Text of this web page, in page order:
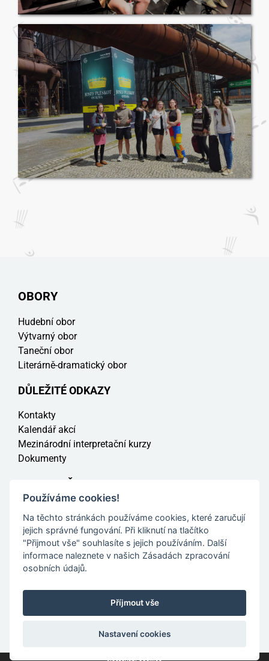
OBORY
Hudební obor
Výtvarný obor
Taneční obor
Literárně-dramatický obor
DŮLEŽITÉ ODKAZY
Kontakty
Kalendář akcí
Mezinárodní interpretační kurzy
Dokumenty
PRO RODIČE
Jak se přihlásit na ZUŠ
Zaměstnanci
Informace pro rodiče a veřejnost
© Základní umělecká škola Zábřeh | Vytvořil
Moravy
Používáme cookies!
Na těchto stránkách používáme cookies, které zaručují
jejich správné fungování. Při kliknutí na tlačítko
"Přijmout vše" souhlasíte s jejich používáním. Další
informace naleznete v našich Zásadách zpracování
osobních údajů.
Příjmout vše
Nastavení cookies